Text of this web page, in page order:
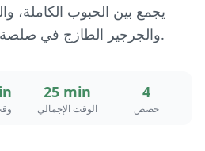
يجمع بين الحبوب الكاملة،
والجرجير الطازج في صلصة الليمون والثوم المنعشة.
25 min
الوقت الإجمالي
4
حصص